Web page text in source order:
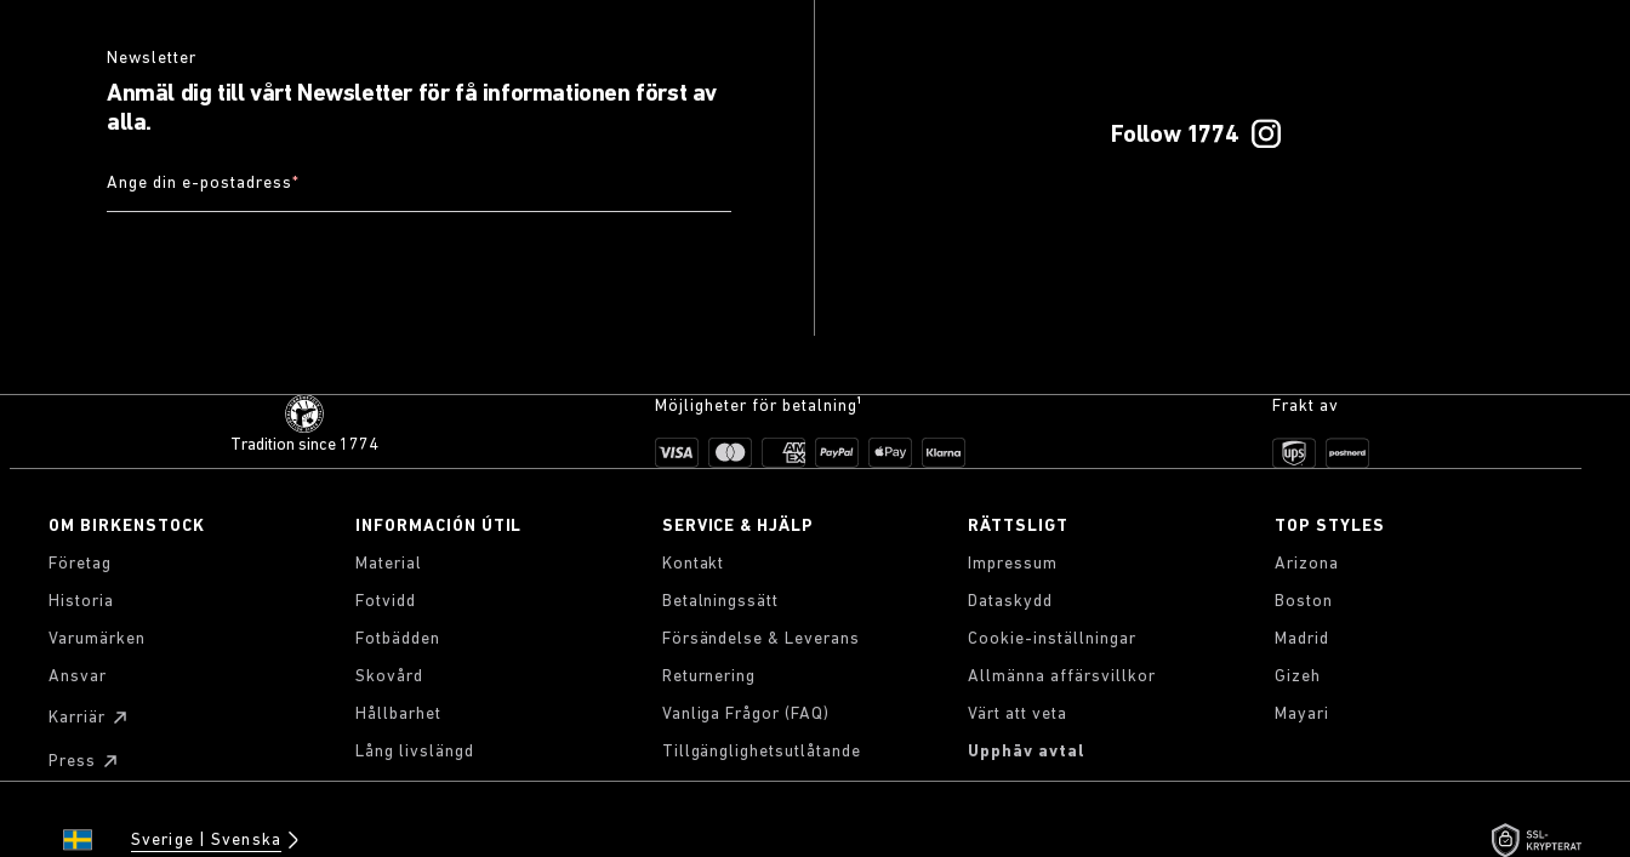
Newsletter
Anmäl dig till vårt Newsletter för få informationen först av
alla.
Ange din e-postadress*
Follow 1774
Tradition since 1774
Möjligheter för betalning¹ Frakt av
OM BIRKENSTOCK
Företag
Historia
Varumärken
Ansvar
Karriär
Press
INFORMACIÓN ÚTIL
Material
Fotvidd
Fotbädden
Skovård
Hållbarhet
Lång livslängd
SERVICE & HJÄLP
Kontakt
Betalningssätt
Försändelse & Leverans
Returnering
Vanliga Frågor (FAQ)
Tillgänglighetsutlåtande
RÄTTSLIGT
Impressum
Dataskydd
Cookie-inställningar
Allmänna affärsvillkor
Värt att veta
Upphäv avtal
TOP STYLES
Arizona
Boston
Madrid
Gizeh
Mayari
Sverige Svenska